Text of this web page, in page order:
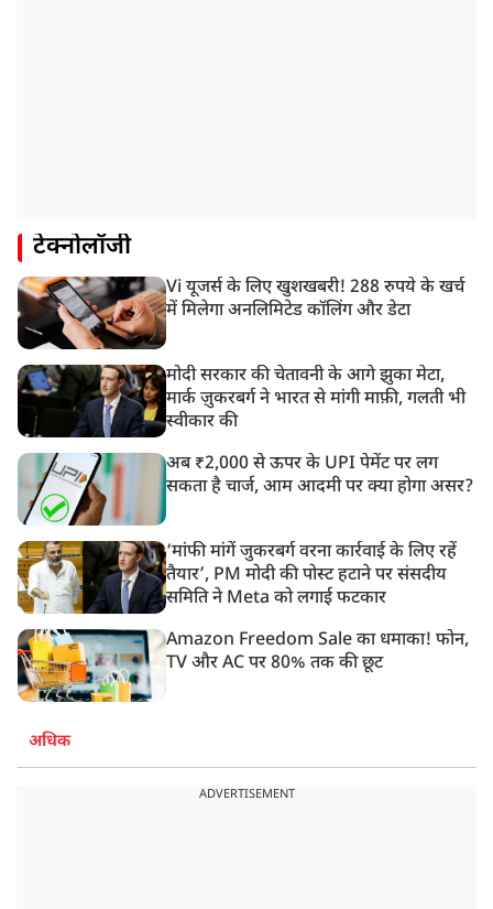
टेक्नोलॉजी
Vi यूजर्स के लिए खुशखबरी! 288 रुपये के खर्च
में मिलेगा अनलिमिटेड कॉलिंग और डेटा
मोदी सरकार की चेतावनी के आगे झुका मेटा,
मार्क ज़ुकरबर्ग ने भारत से मांगी माफ़ी, गलती भी
स्वीकार की
अब ₹2,000 से ऊपर के UPI पेमेंट पर लग
सकता है चार्ज, आम आदमी पर क्या होगा असर?
‘मांफी मांगें जुकरबर्ग वरना कार्रवाई के लिए रहें
तैयार’, PM मोदी की पोस्ट हटाने पर संसदीय
समिति ने Meta को लगाई फटकार
Amazon Freedom Sale का धमाका! फोन,
TV और AC पर 80% तक की छूट
अधिक
ADVERTISEMENT